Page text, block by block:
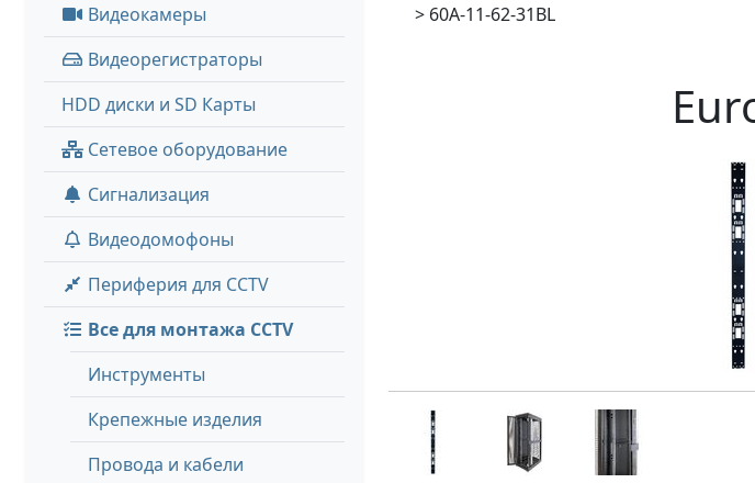
Видеокамеры
Видеорегистраторы
HDD диски и SD Карты
Сетевое оборудование
Сигнализация
Видеодомофоны
Периферия для CCTV
Все для монтажа CCTV
Инструменты
Крепежные изделия
Провода и кабели
> 60A-11-62-31BL